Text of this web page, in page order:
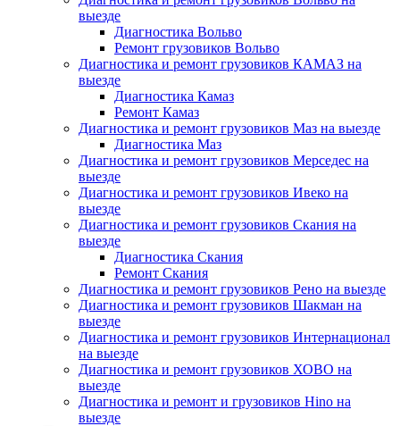
выезде
Диагностика Вольво
Ремонт грузовиков Вольво
Диагностика и ремонт грузовиков КАМАЗ на
выезде
Диагностика Камаз
Ремонт Камаз
Диагностика и ремонт грузовиков Маз на выезде
Диагностика Маз
Диагностика и ремонт грузовиков Мерседес на
выезде
Диагностика и ремонт грузовиков Ивеко на
выезде
Диагностика и ремонт грузовиков Скания на
выезде
Диагностика Скания
Ремонт Скания
Диагностика и ремонт грузовиков Рено на выезде
Диагностика и ремонт грузовиков Шакман на
выезде
Диагностика и ремонт грузовиков Интернационал
на выезде
Диагностика и ремонт грузовиков ХОВО на
выезде
Диагностика и ремонт и грузовиков Hino на
выезде